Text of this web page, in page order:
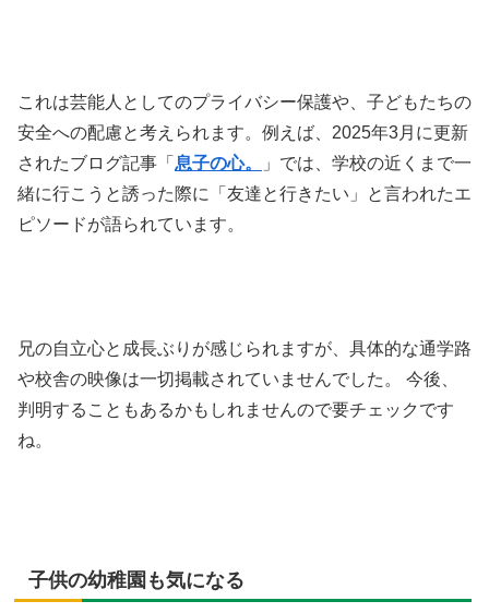
これは芸能人としてのプライバシー保護や、子どもたちの
安全への配慮と考えられます。例えば、2025年3月に更新
されたブログ記事「 息子の心。
」では、学校の近くまで一
緒に行こうと誘った際に「友達と行きたい」と言われたエ
ピソードが語られています。
兄の自立心と成長ぶりが感じられますが、具体的な通学路
や校舎の映像は一切掲載されていませんでした。 今後、
判明することもあるかもしれませんので要チェックです
ね。
子供の幼稚園も気になる